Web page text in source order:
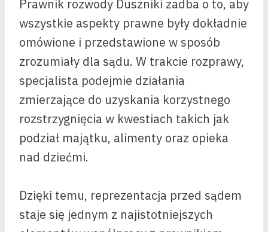
Prawnik rozwody Duszniki zadba o to, aby
wszystkie aspekty prawne były dokładnie
omówione i przedstawione w sposób
zrozumiały dla sądu. W trakcie rozprawy,
specjalista podejmie działania
zmierzające do uzyskania korzystnego
rozstrzygnięcia w kwestiach takich jak
podział majątku, alimenty oraz opieka
nad dziećmi.
Dzięki temu, reprezentacja przed sądem
staje się jednym z najistotniejszych